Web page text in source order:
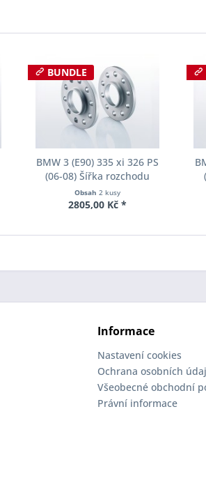
BUNDLE
BMW 3 (E90) 335 xi 326 PS
(06-08) Šířka rozchodu
Eibach Pro-Spacer S90-2-12-
002 System2 Tloušťka 12mm
Obsah 2 kusy
2805,00 Kč *
Informace
Nastavení cookies
Ochrana osobních
Všeobecné obchodní
Právní informace